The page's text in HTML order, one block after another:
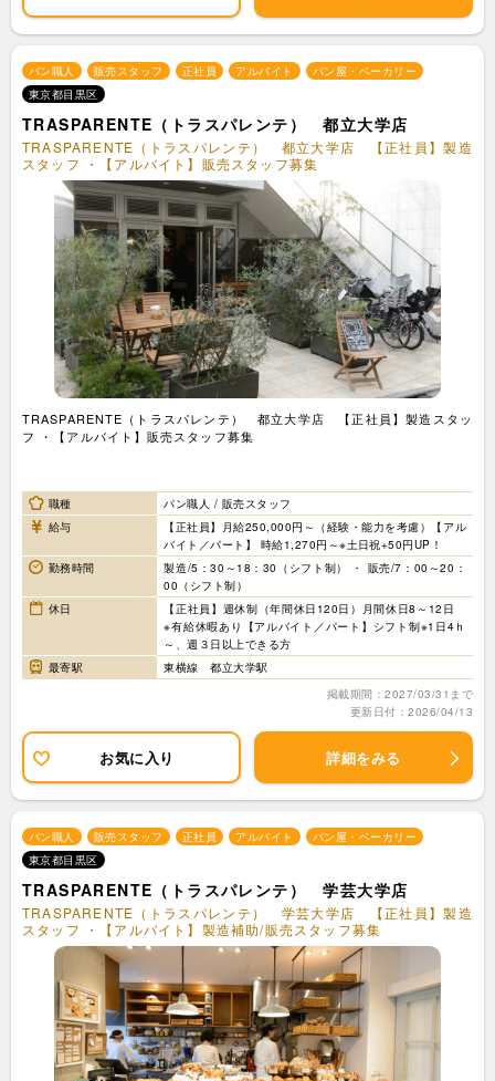
パン職人 販売スタッフ 正社員 アルバイト
パン屋・ベーカリー
東京都目黒区
TRASPARENTE（トラスパレンテ） 都立大学店
TRASPARENTE（トラスパレンテ） 都立大学店 【正社員】製造
スタッフ ・【アルバイト】販売スタッフ募集
TRASPARENTE（トラスパレンテ） 都立大学店 【正社員】製造スタッ
フ ・【アルバイト】販売スタッフ募集
職種
パン職人 / 販売スタッフ
給与
【正社員】月給250,000円～（経験・能力を考慮）【アル
バイト／パート】 時給1,270円～※土日祝+50円UP！
勤務時間
製造/5：30～18：30（シフト制） ・ 販売/7：00～20：
00（シフト制）
休日
【正社員】週休制（年間休日120日）月間休日8～12日
※有給休暇あり【アルバイト／パート】シフト制※1日4ｈ
～、週３日以上できる方
最寄駅
東横線 都立大学駅
掲載期間：2027/03/31まで
更新日付：2026/04/13
お気に入り 詳細をみる
パン職人 販売スタッフ 正社員 アルバイト
パン屋・ベーカリー
東京都目黒区
TRASPARENTE（トラスパレンテ） 学芸大学店
TRASPARENTE（トラスパレンテ） 学芸大学店 【正社員】製造
スタッフ ・【アルバイト】製造補助/販売スタッフ募集